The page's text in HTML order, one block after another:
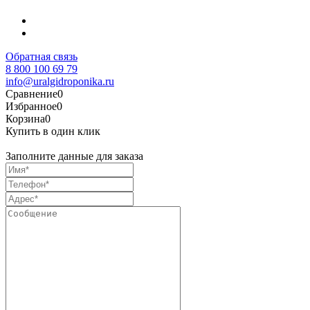
Обратная связь
8 800 100 69 79
info@uralgidroponika.ru
Сравнение0
Избранное0
Корзина0
Купить в один клик
Заполните данные для заказа